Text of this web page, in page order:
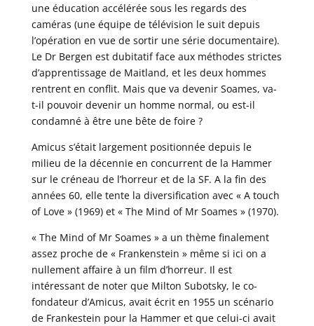
une éducation accélérée sous les regards des
caméras (une équipe de télévision le suit depuis
l’opération en vue de sortir une série documentaire).
Le Dr Bergen est dubitatif face aux méthodes strictes
d’apprentissage de Maitland, et les deux hommes
rentrent en conflit. Mais que va devenir Soames, va-
t-il pouvoir devenir un homme normal, ou est-il
condamné à être une bête de foire ?
Amicus s’était largement positionnée depuis le
milieu de la décennie en concurrent de la Hammer
sur le créneau de l’horreur et de la SF. A la fin des
années 60, elle tente la diversification avec « A touch
of Love » (1969) et « The Mind of Mr Soames » (1970).
« The Mind of Mr Soames » a un thème finalement
assez proche de « Frankenstein » même si ici on a
nullement affaire à un film d’horreur. Il est
intéressant de noter que Milton Subotsky, le co-
fondateur d’Amicus, avait écrit en 1955 un scénario
de Frankestein pour la Hammer et que celui-ci avait